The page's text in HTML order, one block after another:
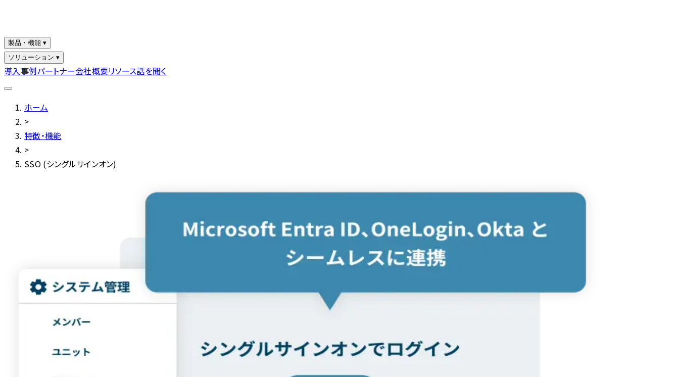
製品・機能 ▾
ソリューション ▾
導入事例パートナー会社概要リソース話を聞く
ホーム
>
特徴・機能
>
SSO (シングルサインオン)